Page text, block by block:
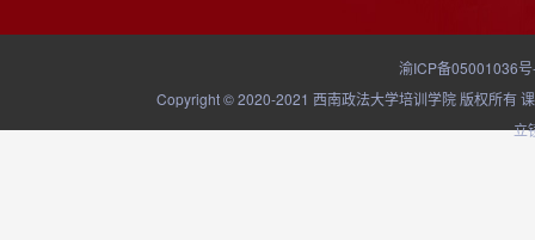
渝ICP备05001036
Copyright © 2020-2021 西南政法大学培训学院 版权所有
立